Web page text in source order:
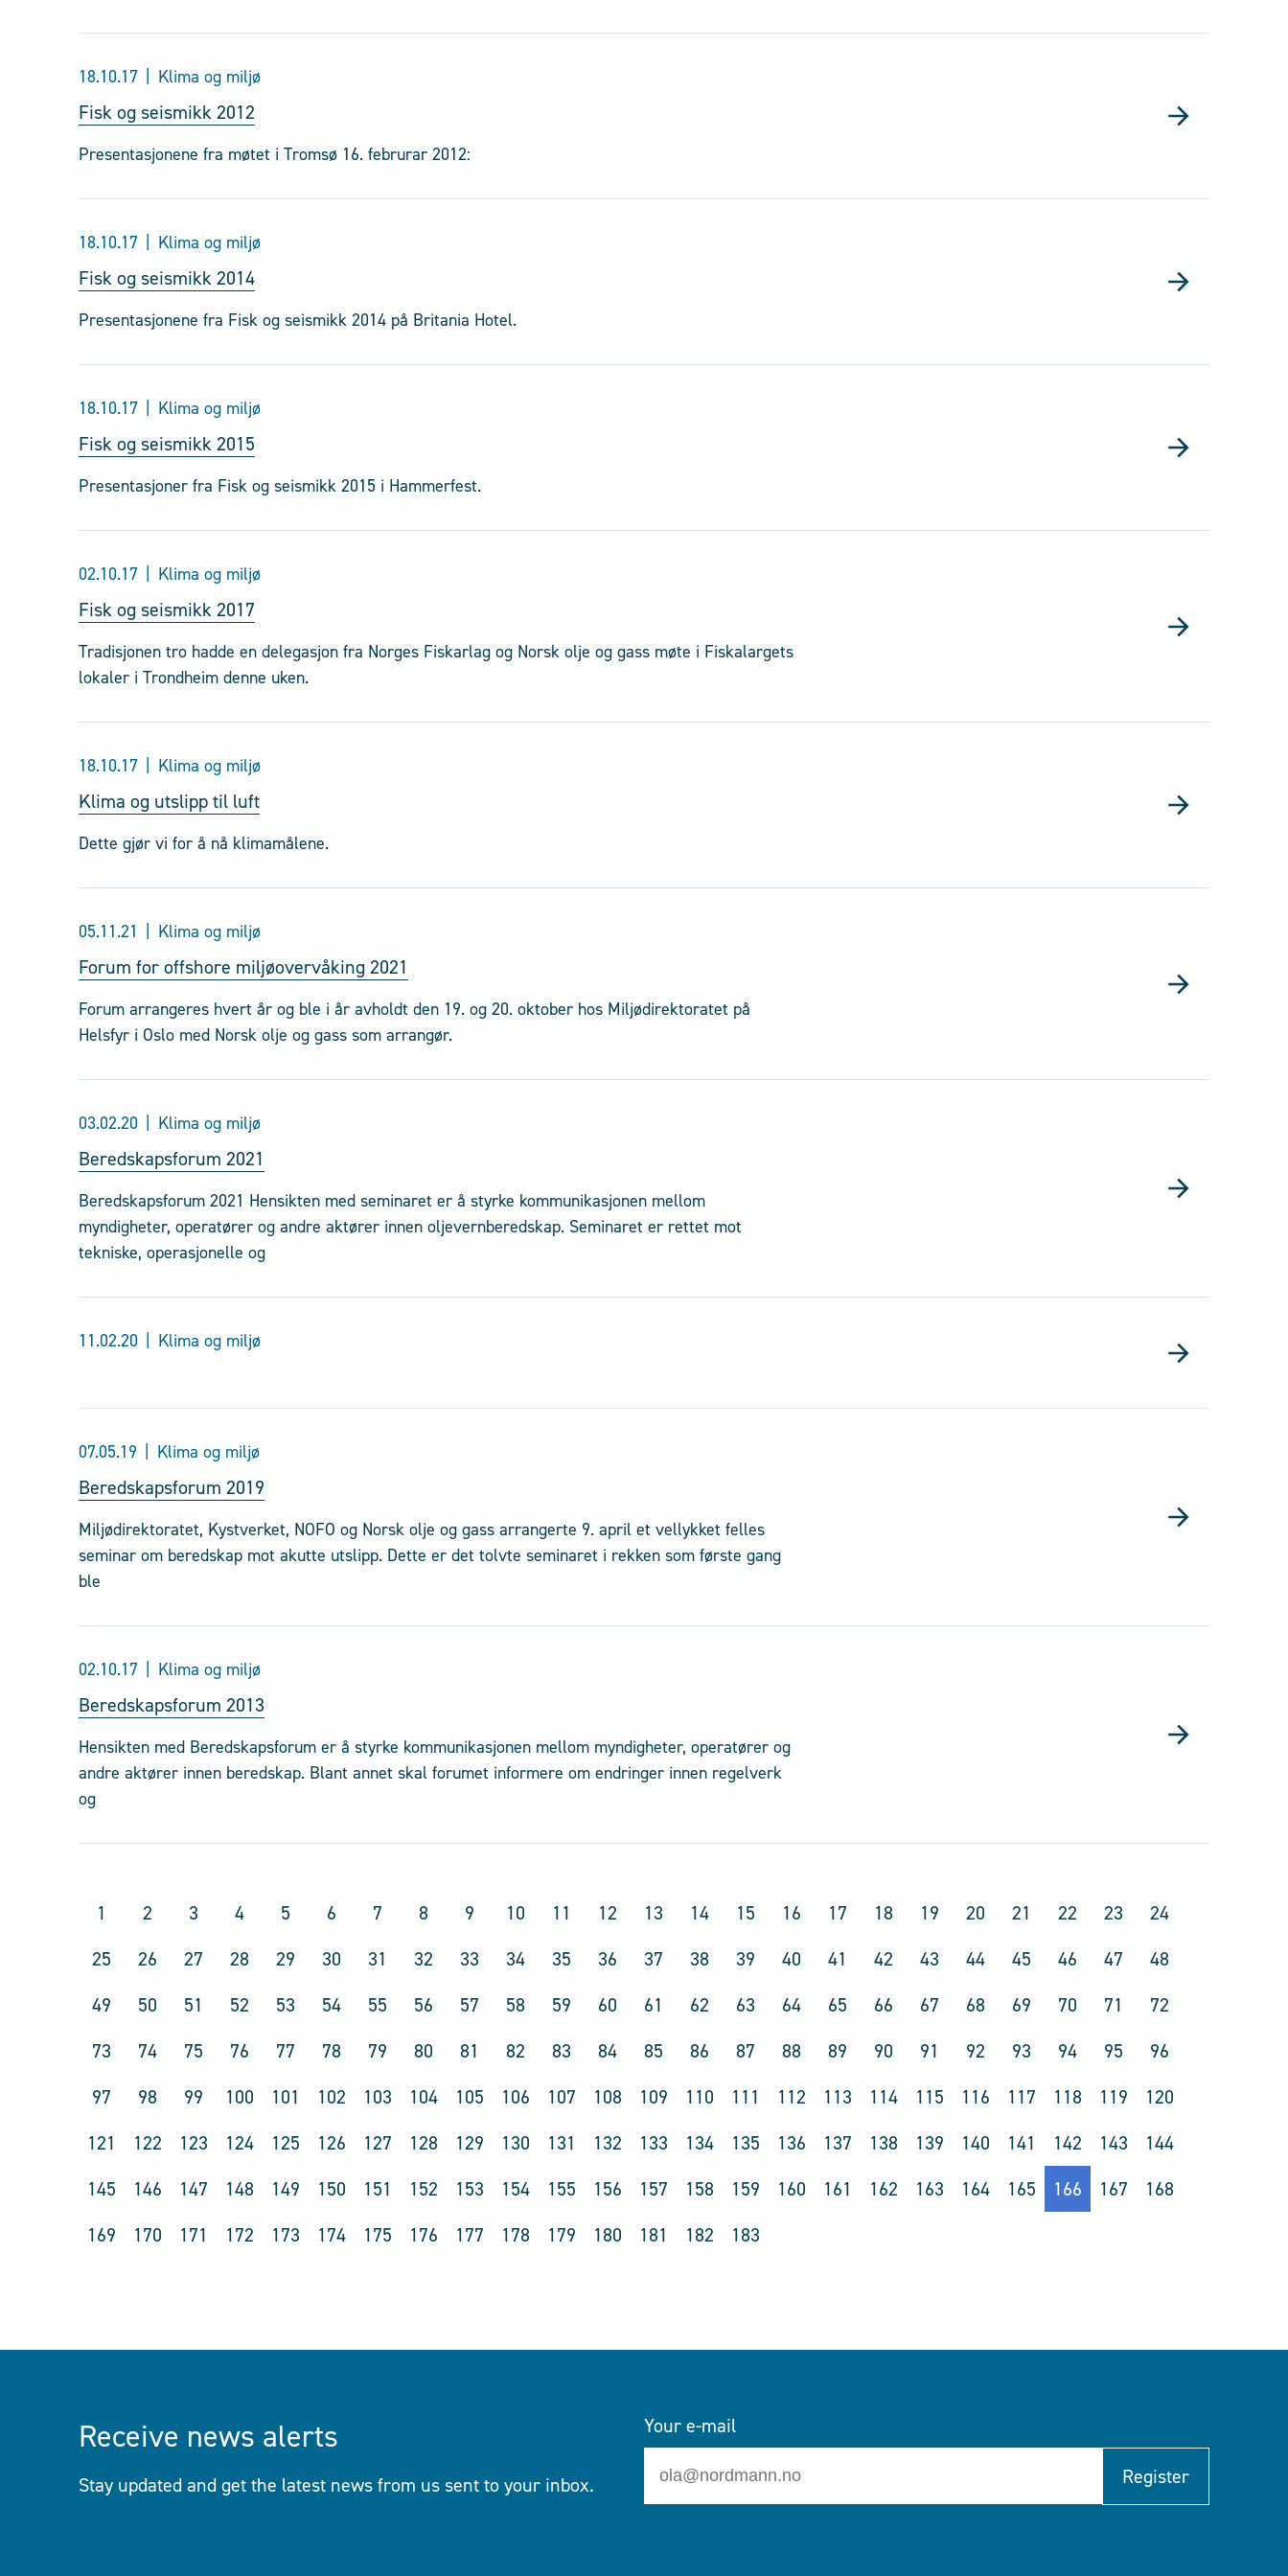
18.10.17 Klima og miljø
Fisk og seismikk 2012
Presentasjonene fra møtet i Tromsø 16. februrar 2012:
18.10.17 Klima og miljø
Fisk og seismikk 2014
Presentasjonene fra Fisk og seismikk 2014 på Britania Hotel.
18.10.17 Klima og miljø
Fisk og seismikk 2015
Presentasjoner fra Fisk og seismikk 2015 i Hammerfest.
02.10.17 Klima og miljø
Fisk og seismikk 2017
Tradisjonen tro hadde en delegasjon fra Norges Fiskarlag og Norsk olje og gass møte i Fiskalargets
lokaler i Trondheim denne uken.
18.10.17 Klima og miljø
Klima og utslipp til luft
Dette gjør vi for å nå klimamålene.
05.11.21 Klima og miljø
Forum for offshore miljøovervåking 2021
Forum arrangeres hvert år og ble i år avholdt den 19. og 20. oktober hos Miljødirektoratet på
Helsfyr i Oslo med Norsk olje og gass som arrangør.
03.02.20 Klima og miljø
Beredskapsforum 2021
Beredskapsforum 2021 Hensikten med seminaret er å styrke kommunikasjonen mellom
myndigheter, operatører og andre aktører innen oljevernberedskap. Seminaret er rettet mot
tekniske, operasjonelle og
11.02.20 Klima og miljø
07.05.19 Klima og miljø
Beredskapsforum 2019
Miljødirektoratet, Kystverket, NOFO og Norsk olje og gass arrangerte 9. april et vellykket felles
seminar om beredskap mot akutte utslipp. Dette er det tolvte seminaret i rekken som første gang
ble
02.10.17 Klima og miljø
Beredskapsforum 2013
Hensikten med Beredskapsforum er å styrke kommunikasjonen mellom myndigheter, operatører og
andre aktører innen beredskap. Blant annet skal forumet informere om endringer innen regelverk
og
1 2 3 4 5 6 7 8 9 10 11 12 13 14 15 16 17 18 19 20 21 22 23
24
25
26 27 28 29 30 31 32 33 34 35 36 37 38 39 40 41 42 43 44 45 46 47
48
49
50 51 52 53 54 55 56 57 58 59 60 61 62 63 64 65 66 67 68 69 70 71
72
73
74 75 76 77 78 79 80 81 82 83 84 85 86 87 88 89 90 91 92 93 94 95
96
97
98 99 100 101 102 103 104 105 106 107 108 109 110 111 112 113 114 115 116 117 118 119
120
121
122 123 124 125 126 127 128 129 130 131 132 133 134 135 136 137 138 139 140 141 142 143
144
145
146 147 148 149 150 151 152 153 154 155 156 157 158 159 160 161 162 163 164 165 166 167
168
169
170 171 172 173 174 175 176 177 178 179 180 181 182 183
Receive news alerts
Stay updated and get the latest news from us sent to your inbox.
Your e-mail
Register